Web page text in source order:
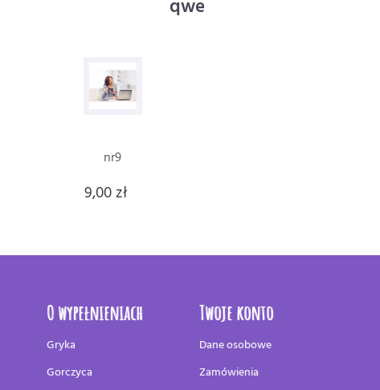
qwe
nr9
9,00 zł
O wypełnieniach
Gryka
Gorczyca
Twoje konto
Dane osobowe
Zamówienia